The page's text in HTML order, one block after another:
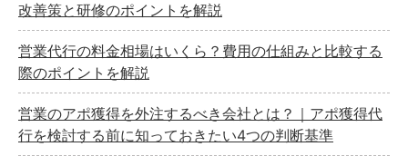
改善策と研修のポイントを解説
営業代行の料金相場はいくら？費用の仕組みと比較する
際のポイントを解説
営業のアポ獲得を外注するべき会社とは？｜アポ獲得代
行を検討する前に知っておきたい4つの判断基準